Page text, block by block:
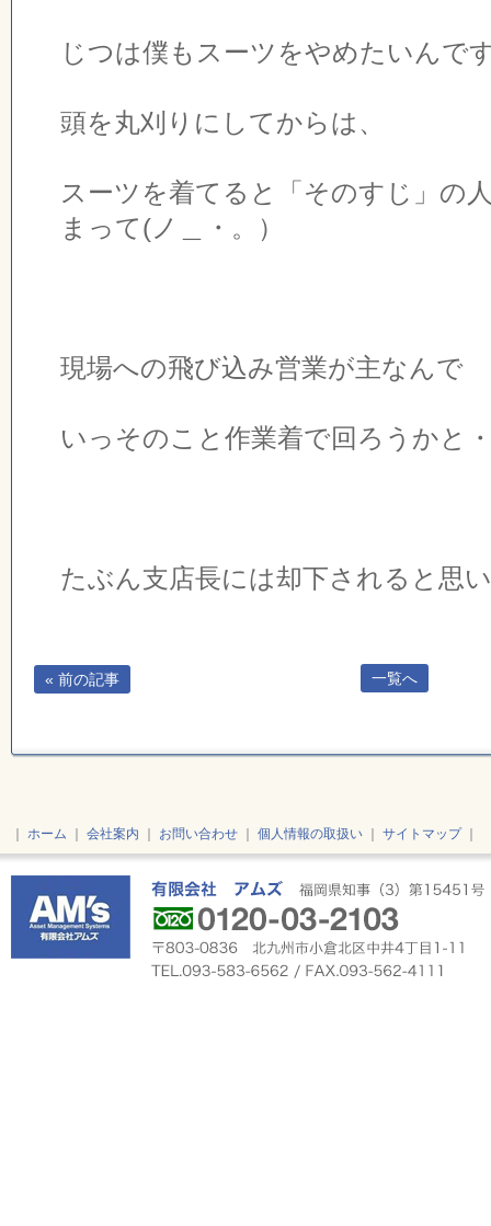
じつは僕もスーツをやめたいんで
頭を丸刈りにしてからは、
スーツを着てると「そのすじ」の
まって(ノ＿・。）
現場への飛び込み営業が主なんで
いっそのこと作業着で回ろうかと
たぶん支店長には却下されると思
一覧へ
« 前の記事
ホーム 会社案内 お問い合わせ 個人情報の取扱い サイトマップ｜